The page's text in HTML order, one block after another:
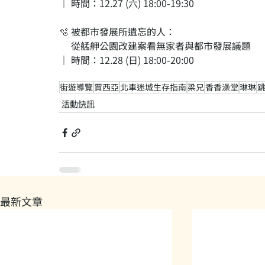
｜ 時間：12.27 (六) 18:00-19:30
🫧 被都市發展所遺忘的人：
從艋舺公園改建案看無家者與都市發展議題
｜ 時間：12.28 (日) 18:00-20:00
街遊導覽賈西亞北車迷城生存指南梁兄香香澡堂琳琳
活動快訊
最新文章